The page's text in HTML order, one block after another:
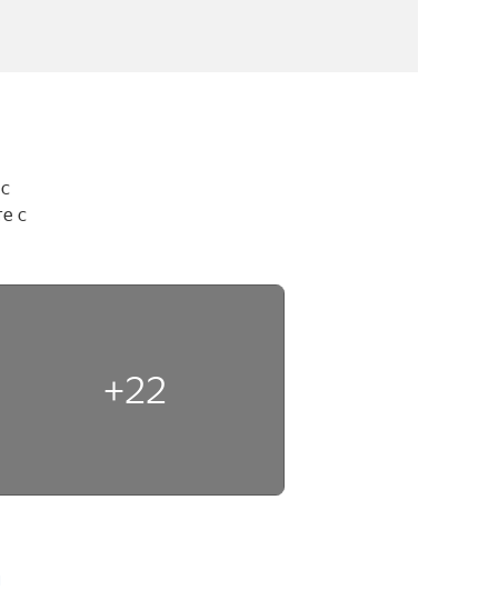
с
+22